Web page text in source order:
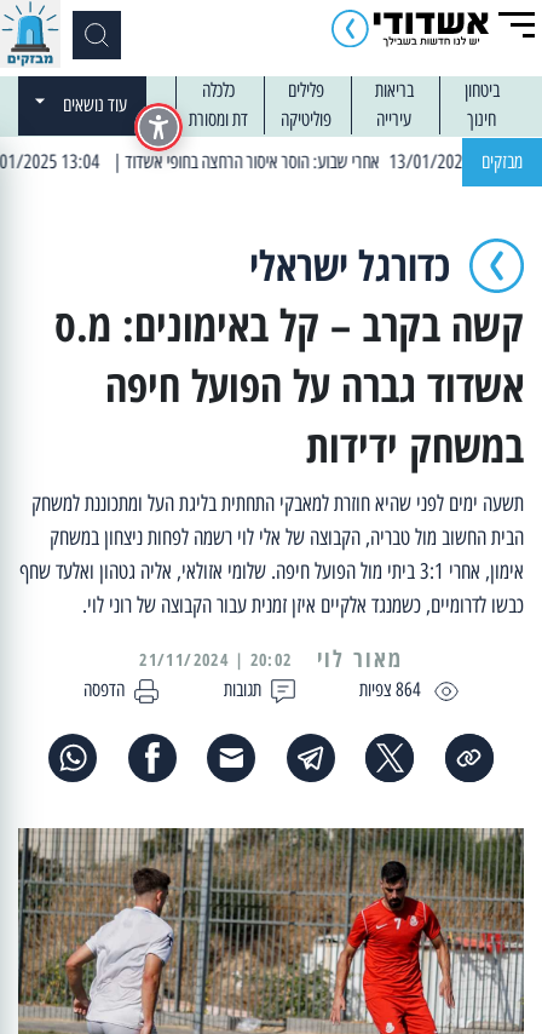
ביטחון בריאות פלילים
כלכלה
חינוך
עירייה פוליטיקה דת ומסורת
עוד נושאים
מבזקים | 13:04 14/01/2025 עובדים בלילות: עבודות קרצוף וריבוד אספלט
כדורגל ישראלי
קשה בקרב – קל באימונים: מ.ס
אשדוד גברה על הפועל חיפה
במשחק ידידות
תשעה ימים לפני שהיא חוזרת למאבקי התחתית בליגת העל ומתכוננת למשחק
הבית החשוב מול טבריה, הקבוצה של אלי לוי רשמה לפחות ניצחון במשחק
אימון, אחרי 3:1 ביתי מול הפועל חיפה. שלומי אזולאי, אליה גטהון ואלעד שחף
כבשו לדרומיים, כשמנגד אלקיים איזן זמנית עבור הקבוצה של רוני לוי.
864 צפיות תגובות הדפסה
מאור לוי 20:02 | 21/11/2024